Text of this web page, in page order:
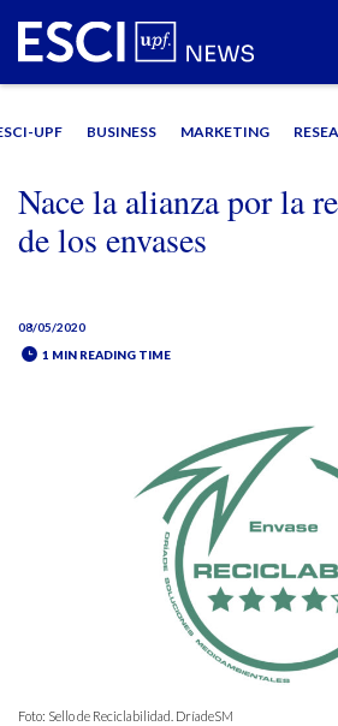
UPF BUSINESS MARKETING
Nace la alianza por la
de los envases
08/05/2020
1 MIN READING TIME
Foto: Sello de Reciclabilidad. DríadeSM